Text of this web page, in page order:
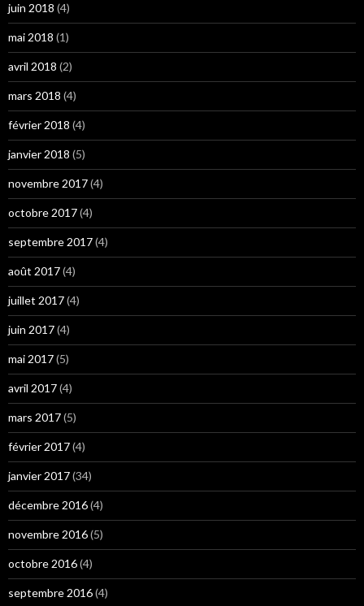
juin 2018 (4)
mai 2018 (1)
avril 2018 (2)
mars 2018 (4)
février 2018 (4)
janvier 2018 (5)
novembre 2017(4)
octobre 2017(4)
septembre 2017(4)
août 2017(4)
juillet 2017(4)
juin 2017(4)
mai 2017(5)
avril 2017(4)
mars 2017(5)
février 2017(4)
janvier 2017(34)
décembre 2016(4)
novembre 2016(5)
octobre 2016(4)
septembre 2016(4)